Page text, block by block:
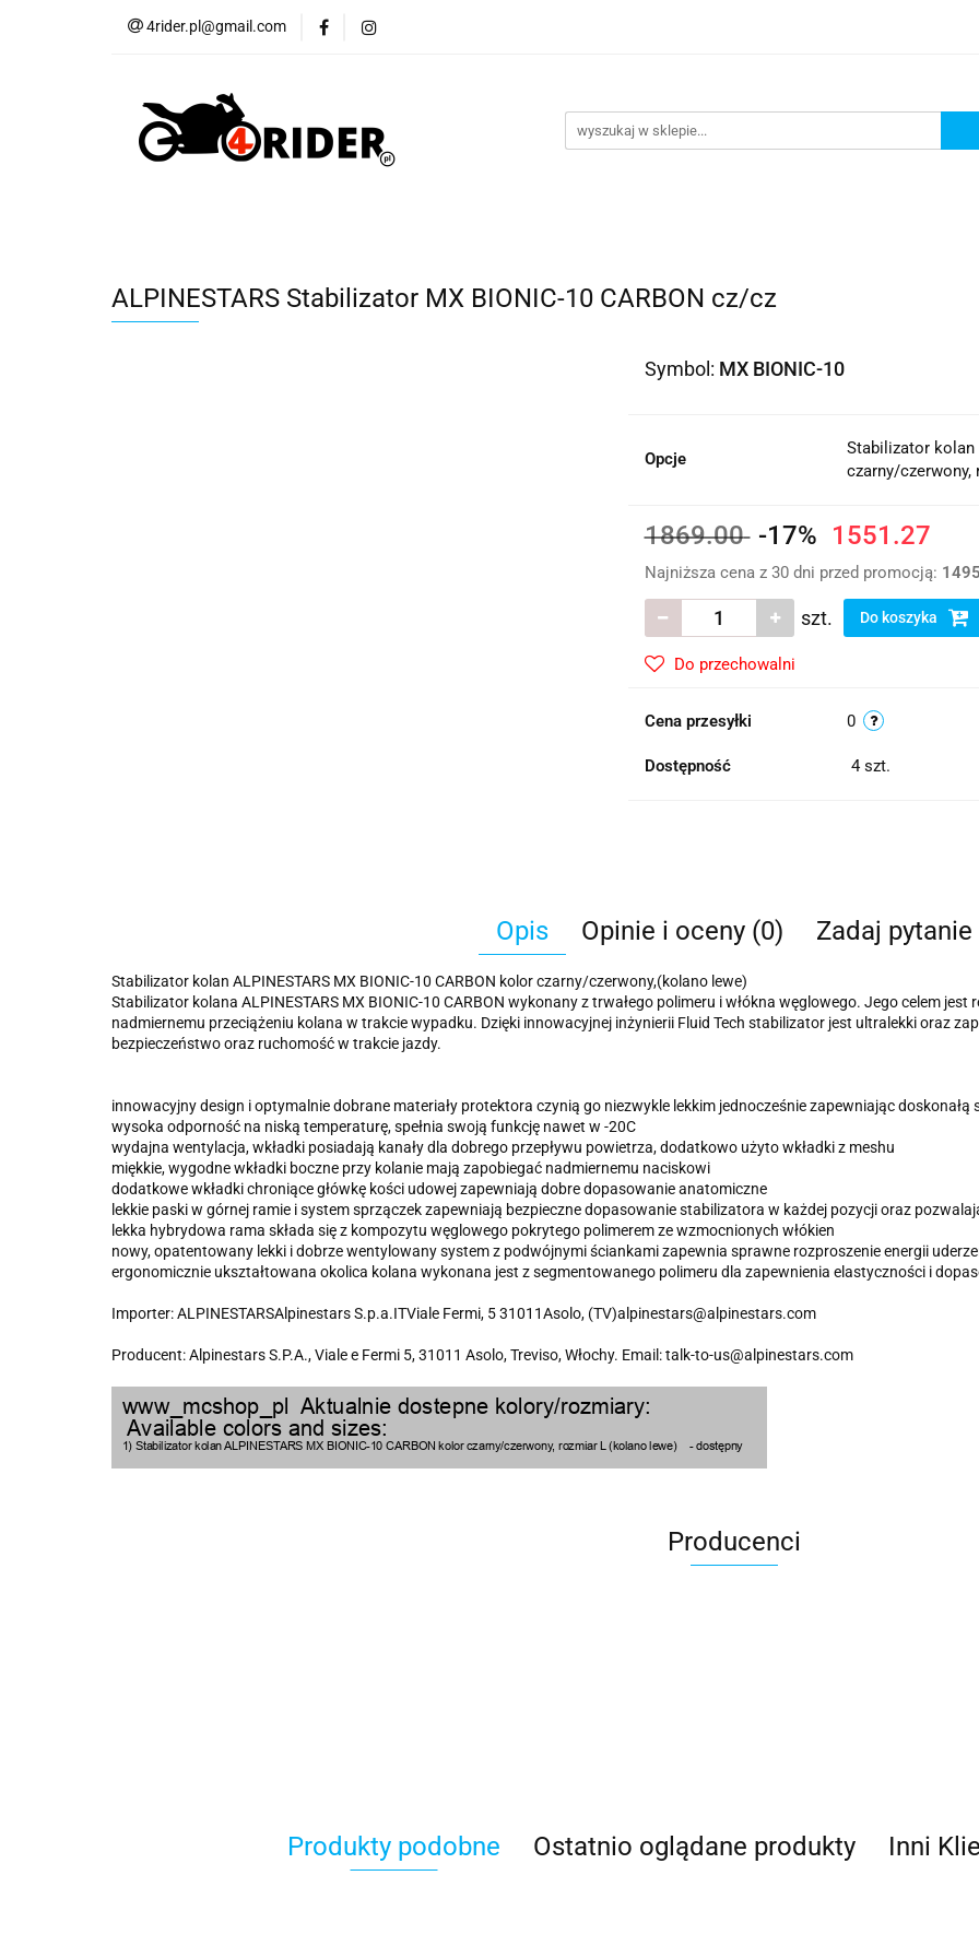
4rider.pl@gmail.com
Akcesoria motocyklowe
Dla dzieci Dla kobiet Cross i enduro
ALPINESTARS Stabilizator MX BIONIC-10 CARBON cz/cz
Symbol: MX BIONIC-10
Opcje
Stabilizator kolan
czarny/czerwony,
1869.00 -17% 1551.27
Najniższa cena z 30 dni przed promocją:
szt. Do koszyka
Do przechowalni
Cena przesyłki 0
Dostępność 4 szt.
Opis Opinie i oceny (0) Zadaj pytanie
Stabilizator kolan ALPINESTARS MX BIONIC-10 CARBON kolor czarny/czerwony,(kolano lewe)
Stabilizator kolana ALPINESTARS MX BIONIC-10 CARBON wykonany z trwałego polimeru i włókna węglowego. Jego celem
nadmiernemu przeciążeniu kolana w trakcie wypadku. Dzięki innowacyjnej inżynierii Fluid Tech stabilizator jest ultralekki oraz
bezpieczeństwo oraz ruchomość w trakcie jazdy.
innowacyjny design i optymalnie dobrane materiały protektora czynią go niezwykle lekkim jednocześnie zapewniając
wysoka odporność na niską temperaturę, spełnia swoją funkcję nawet w -20C
wydajna wentylacja, wkładki posiadają kanały dla dobrego przepływu powietrza, dodatkowo użyto wkładki z meshu
miękkie, wygodne wkładki boczne przy kolanie mają zapobiegać nadmiernemu naciskowi
dodatkowe wkładki chroniące główkę kości udowej zapewniają dobre dopasowanie anatomiczne
lekkie paski w górnej ramie i system sprzączek zapewniają bezpieczne dopasowanie stabilizatora w każdej pozycji oraz
lekka hybrydowa rama składa się z kompozytu węglowego pokrytego polimerem ze wzmocnionych włókien
nowy, opatentowany lekki i dobrze wentylowany system z podwójnymi ściankami zapewnia sprawne rozproszenie energii
ergonomicznie ukształtowana okolica kolana wykonana jest z segmentowanego polimeru dla zapewnienia elastyczności i
Importer: ALPINESTARSAlpinestars S.p.a.ITViale Fermi, 5 31011Asolo, (TV)alpinestars@alpinestars.com
Producent: Alpinestars S.P.A., Viale e Fermi 5, 31011 Asolo, Treviso, Włochy. Email: talk-to-us@alpinestars.com
Producenci
100%
Produkty podobne Ostatnio oglądane produkty Inni